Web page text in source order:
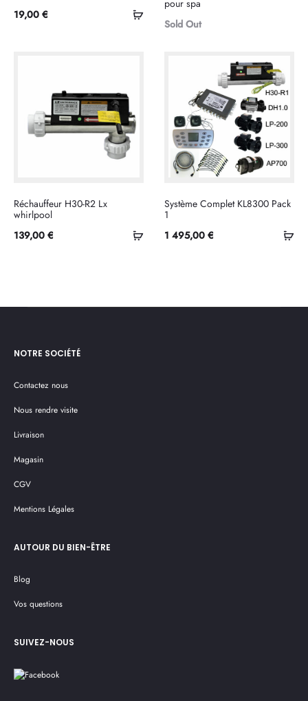
Ajouter
19,00 €
pour spa
Sold Out
Ajouter
Réchauffeur H30-R2 Lx
whirlpool
139,00 €
Système Complet KL8300 Pack
1
1 495,00 €
NOTRE SOCIÉTÉ
Contactez nous
Nous rendre visite
Livraison
Magasin
CGV
Mentions Légales
AUTOUR DU BIEN-ÊTRE
Blog
Vos questions
SUIVEZ-NOUS